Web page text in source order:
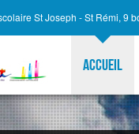
St Joseph - St Rémi, 9
Accueil